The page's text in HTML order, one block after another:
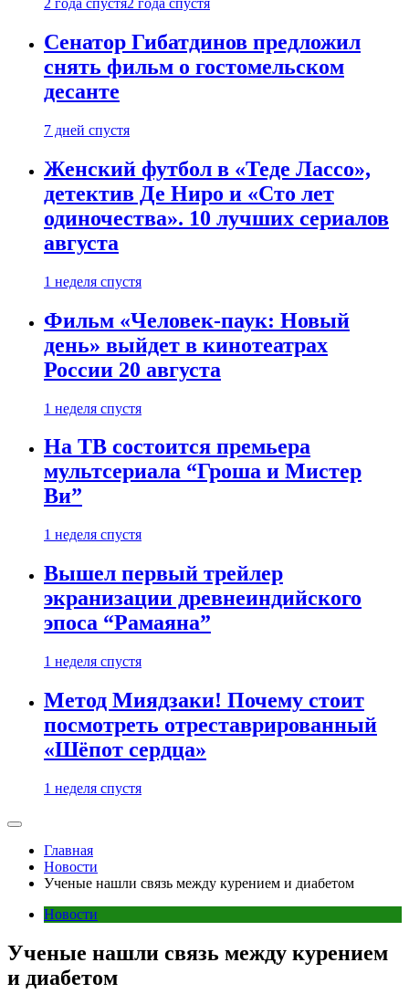
2 года спустя2 года спустя
Сенатор Гибатдинов предложил
снять фильм о гостомельском
десанте
7 дней спустя
Женский футбол в «Теде Лассо»,
детектив Де Ниро и «Сто лет
одиночества». 10 лучших сериалов
августа
1 неделя спустя
Фильм «Человек-паук: Новый
день» выйдет в кинотеатрах
России 20 августа
1 неделя спустя
На ТВ состоится премьера
мультсериала “Гроша и Мистер
Ви”
1 неделя спустя
Вышел первый трейлер
экранизации древнеиндийского
эпоса “Рамаяна”
1 неделя спустя
Метод Миядзаки! Почему стоит
посмотреть отреставрированный
«Шёпот сердца»
1 неделя спустя
Главная
Новости
Ученые нашли связь между курением и диабетом
Новости
Ученые нашли связь между курением
и диабетом